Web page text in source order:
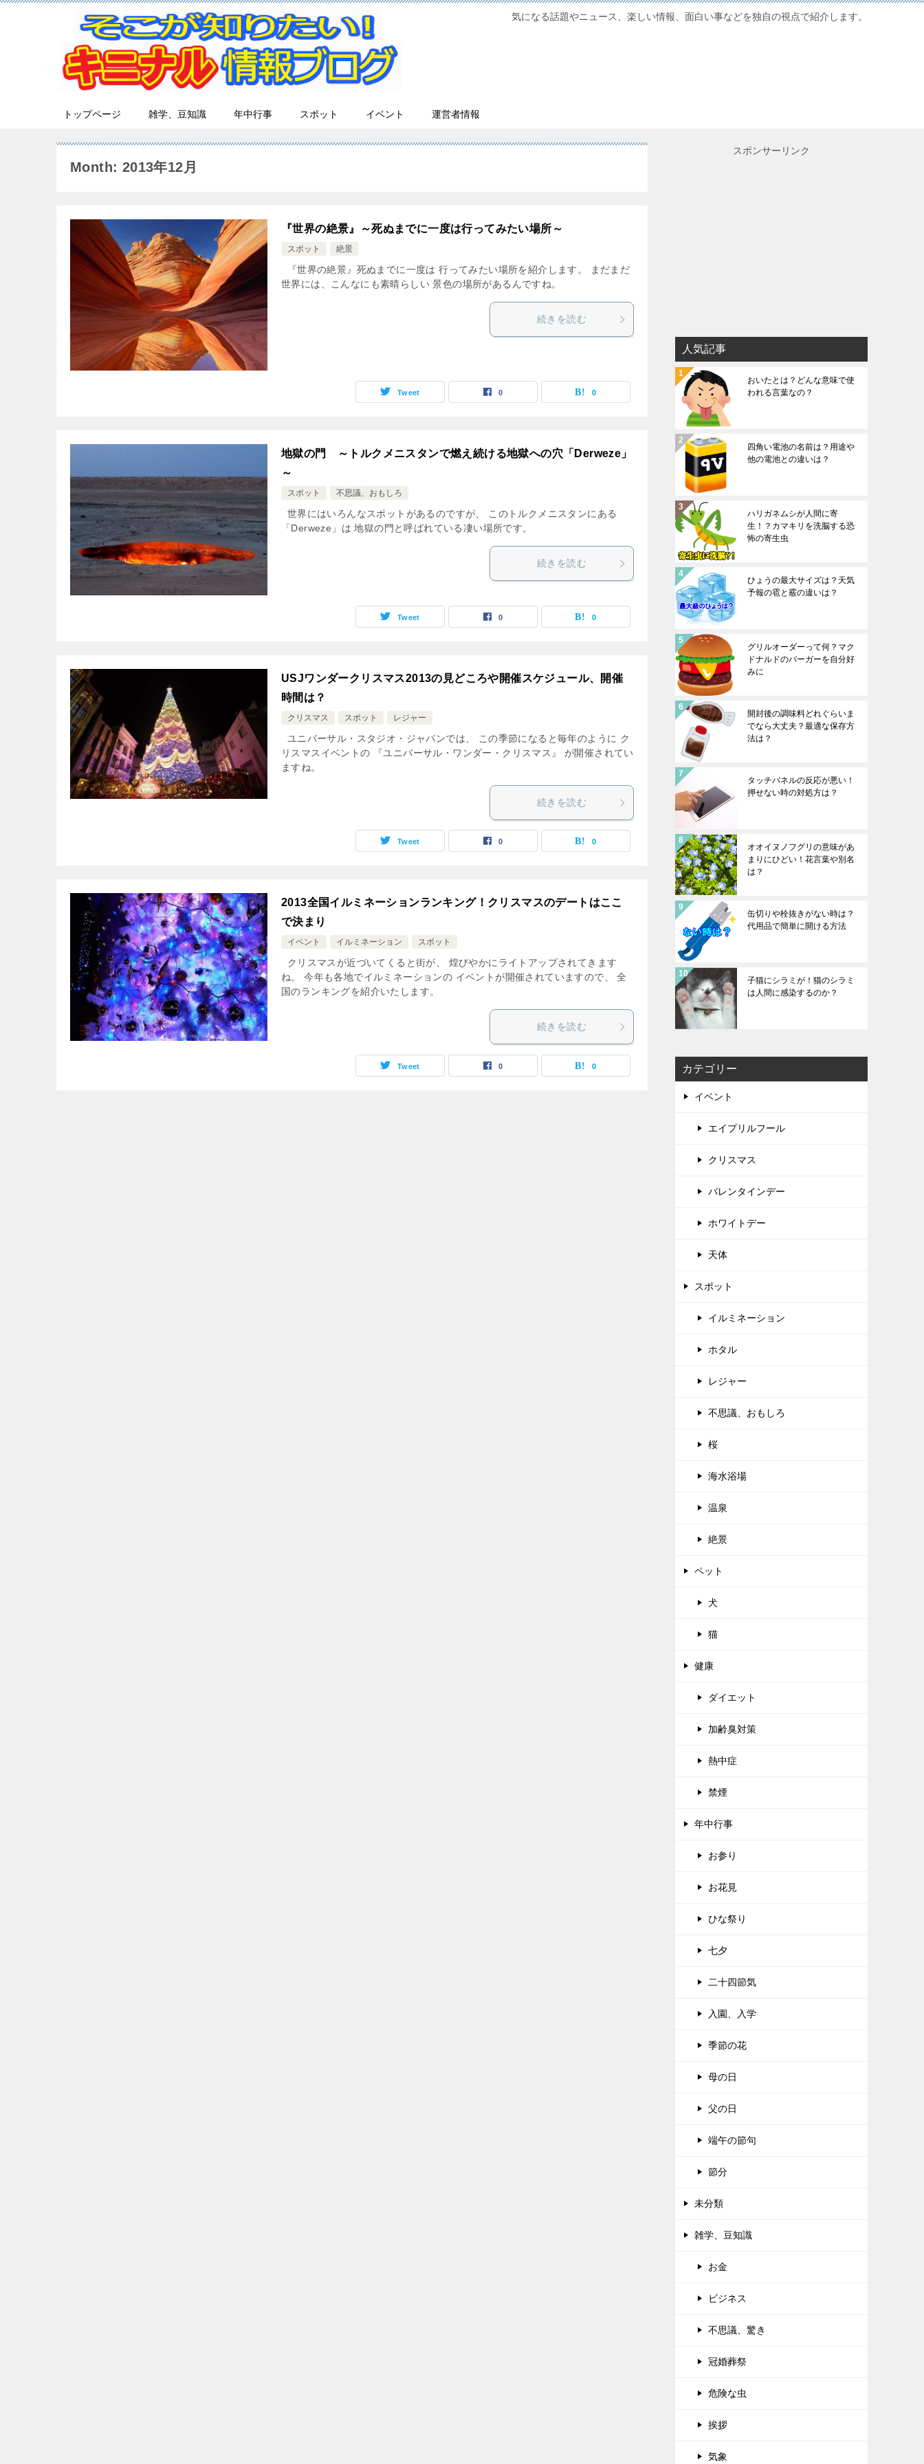
気になる話題やニュース、楽しい情報、面白い事などを独自の視点で紹介します。
トップページ 雑学、豆知識 年中行事 スポット イベント 運営者情報
Month: 2013年12月
『世界の絶景』～死ぬまでに一度は行ってみたい場所～
スポット 絶景
『世界の絶景』死ぬまでに一度は 行ってみたい場所を紹介します。 まだまだ
世界には、こんなにも素晴らしい 景色の場所があるんですね。
続きを読む
Tweet 0 0
地獄の門 ～トルクメニスタンで燃え続ける地獄への穴「Derweze」
～
スポット 不思議、おもしろ
世界にはいろんなスポットがあるのですが、 このトルクメニスタンにある
「Derweze」は 地獄の門と呼ばれている凄い場所です。
続きを読む
Tweet 0 0
USJワンダークリスマス2013の見どころや開催スケジュール、開催
時間は？
クリスマス スポット レジャー
ユニバーサル・スタジオ・ジャパンでは、 この季節になると毎年のように ク
リスマスイベントの 『ユニバーサル・ワンダー・クリスマス』 が開催されてい
ますね。
続きを読む
Tweet 0 0
2013全国イルミネーションランキング！クリスマスのデートはここ
で決まり
イベント イルミネーション スポット
クリスマスが近づいてくると街が、 煌びやかにライトアップされてきます
ね。 今年も各地でイルミネーションの イベントが開催されていますので、 全
国のランキングを紹介いたします。
続きを読む
Tweet 0 0
スポンサーリンク
人気記事
おいたとは？どんな意味で使
われる言葉なの？
四角い電池の名前は？用途や
他の電池との違いは？
ハリガネムシが人間に寄
生！？カマキリを洗脳する恐
怖の寄生虫
ひょうの最大サイズは？天気
予報の雹と霰の違いは？
グリルオーダーって何？マク
ドナルドのバーガーを自分好
みに
開封後の調味料どれぐらいま
でなら大丈夫？最適な保存方
法は？
タッチパネルの反応が悪い！
押せない時の対処方は？
オオイヌノフグリの意味があ
まりにひどい！花言葉や別名
は？
缶切りや栓抜きがない時は？
代用品で簡単に開ける方法
子猫にシラミが！猫のシラミ
は人間に感染するのか？
カテゴリー
イベント
エイプリルフール
クリスマス
バレンタインデー
ホワイトデー
天体
スポット
イルミネーション
ホタル
レジャー
不思議、おもしろ
桜
海水浴場
温泉
絶景
ペット
犬
猫
健康
ダイエット
加齢臭対策
熱中症
禁煙
年中行事
お参り
お花見
ひな祭り
七夕
二十四節気
入園、入学
季節の花
母の日
父の日
端午の節句
節分
未分類
雑学、豆知識
お金
ビジネス
不思議、驚き
冠婚葬祭
危険な虫
挨拶
気象